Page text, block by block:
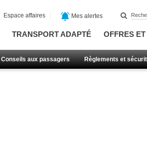
TRANSPORT ADAPTÉ OFFRES
Conseils aux passagers Règlements et
Espace affaires Mes alertes